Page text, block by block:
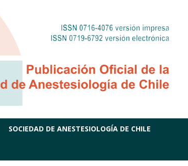
SOCIEDAD DE ANESTESIOLOGÍA DE CHILE